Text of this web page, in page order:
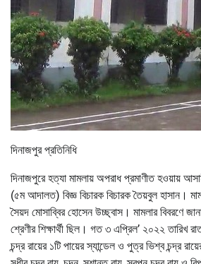
দিনাজপুর প্রতিনিধি
দিনাজপুরে হত্যা মামলায় অপরাধ প্রমাণীত হওয়ায়
(৫ম আদালত) বিজ্ঞ বিচারক বিচারক তৈয়বুল হাসান।
সৈয়দ মোসাব্বির হোসেন উচ্ছ্বাস। মামলার বিবরণে
শ্রেণীর শিক্ষার্থী ছিল। গত ৩ এপ্রিল’ ২০২২ তারিখ
চন্দ্র রায়ের ১টি পায়ের স্যান্ডেল ও পুত্র ভিশ্ব চন্দ্র